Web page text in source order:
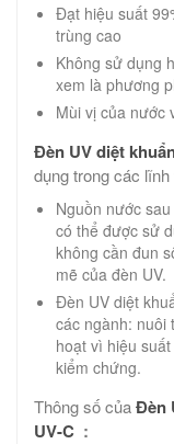
Đạt hiệu suất
trùng cao
Không sử dụng
xem là phương
Mùi vị của nước
Đèn UVdiệt
dụng trong các
Nguồn nước
có thể được sử
không cần đun
mẽ của đèn UV.
Đèn UV diệt
các ngành: nuôi
hoạt vì hiệu
kiểm chứng.
Thông số củaĐèn
UV-C :